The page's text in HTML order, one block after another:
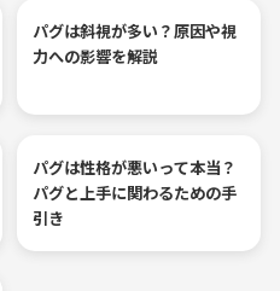
パグは斜視が多い？原因や視
力への影響を解説
パグは性格が悪いって本当？
パグと上手に関わるための手
引き